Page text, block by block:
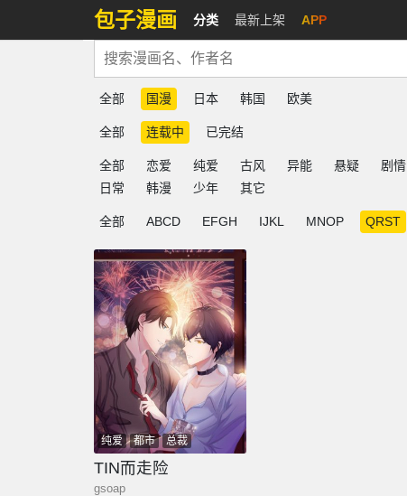
包子漫画 分类 最新上架 APP
全部 国漫 日本 韩国 欧美
全部 连载中 已完结
全部 恋爱 纯爱 古风 异能 悬疑 剧情
日常
韩漫 少年 其它
全部 ABCD EFGH IJKL MNOP QRST
纯爱 都市 总裁
TIN而走险
gsoap